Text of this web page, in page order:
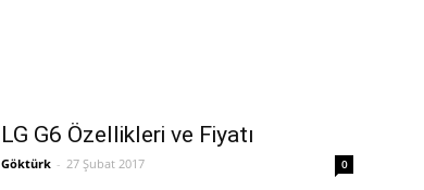
LG G6 Özellikleri ve Fiyatı
Göktürk - 27 Şubat 2017 0